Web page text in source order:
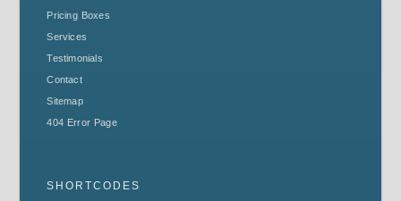
Pricing Boxes
Services
Testimonials
Contact
Sitemap
404 Error Page
SHORTCODES